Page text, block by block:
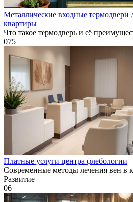
Металлические входные термодвери
квартиры
Что такое термодверь и её
075
Платные услуги центра флебологии
Современные методы лечения вен в
Развитие
06